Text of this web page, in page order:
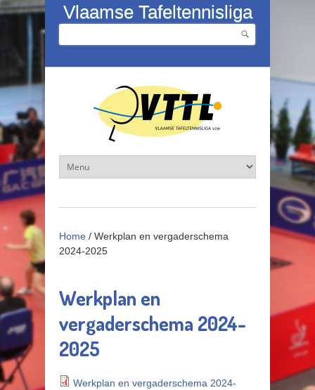
Overslaan en naar de inhoud gaan
Vlaamse Tafeltennisliga
Zoekveld
Home / Werkplan en vergaderschema
2024-2025
Werkplan en
vergaderschema 2024-
2025
Werkplan en vergaderschema 2024-